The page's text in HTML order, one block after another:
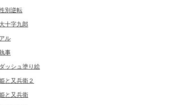
別逆転
十字九郎
ル
事
ッシュ塗り絵
と又兵衛２
と又兵衛